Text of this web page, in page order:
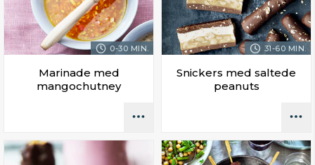
0-30 MIN.
Marinade med
mangochutney
31-60 MIN.
Snickers med saltede
peanuts